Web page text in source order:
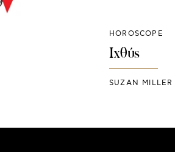
HOROSCOPE
Ιχθύς
SUZAN MILLER